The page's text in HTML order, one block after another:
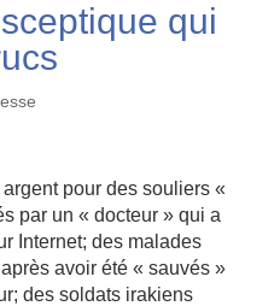
qui
pour des souliers «
par un « docteur » qui a
Internet; des malades
avoir été « sauvés »
des soldats irakiens